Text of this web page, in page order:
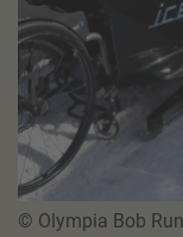
© Olympia Bob Run